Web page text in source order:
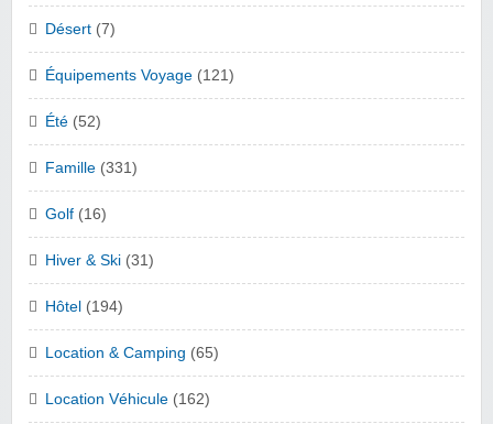
Désert (7)
Équipements Voyage (121)
Été (52)
Famille (331)
Golf (16)
Hiver & Ski (31)
Hôtel (194)
Location & Camping (65)
Location Véhicule (162)